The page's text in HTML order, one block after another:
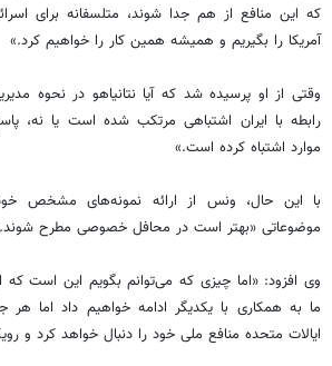
که این منافع از هم جدا شوند، متلسفانه برای
آمریکا را بگیریم و همیشه همین کار را خواهیم کرد.»
وقتی از او پرسیده شد که آیا نتانیاهو در نحوه
رابطه با ایران اشتباهی مرتکب شده است یا نه،
موارد اشتباه کرده است.»
با این حال، ونس از ارائه نمونه‌های مشخص
موضوعاتی «بهتر است در محافل خصوصی مطرح
وی افزود: «اما چیزی که می‌توانم بگویم این است
ما به همکاری با یکدیگر ادامه خواهیم داد اما هر
ایالات متحده منافع ملی خود را دنبال خواهد کرد و